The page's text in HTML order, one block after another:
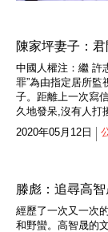
陳家坪妻子：
中國人權注：繼 許
罪”為由指定居所
子。距離上一次寫
久地發呆,沒有人打
2020年05月12日
滕彪：追尋高智
經歷了一次又一次
和野蠻。高智晟的